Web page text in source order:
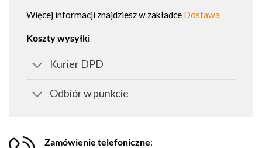
Więcej informacji znajdziesz w zakładce Dostawa
Koszty wysyłki
Kurier DPD
Odbiór w punkcie
Zamówienie telefoniczne: